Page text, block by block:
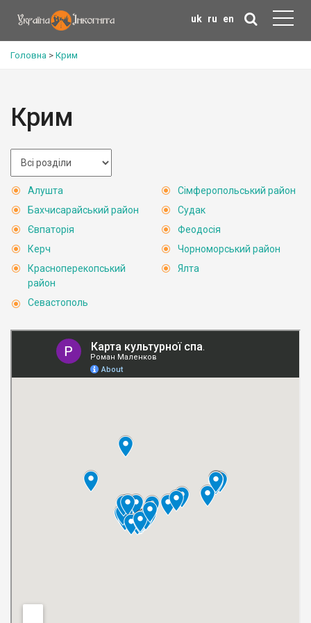
uk ru en
Головна > Крим
Крим
Алушта
Бахчисарайський район
Євпаторія
Керч
Красноперекопський
район
Севастополь
Сімферопольський район
Судак
Феодосія
Чорноморський район
Ялта